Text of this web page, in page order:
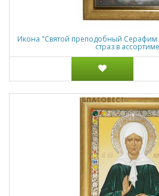
Икона "Святой преподобный Серафим
страз в